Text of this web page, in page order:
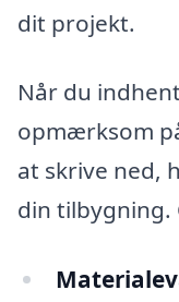
dit projekt.
Når du
opmærksom
at skrive ned,
din tilbygning.